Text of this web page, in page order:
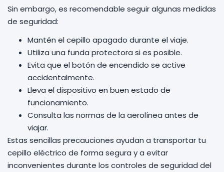
Sin embargo, es recomendable seguir algunas medidas
de seguridad:
Mantén el cepillo apagado durante el viaje.
Utiliza una funda protectora si es posible.
Evita que el botón de encendido se active
accidentalmente.
Lleva el dispositivo en buen estado de
funcionamiento.
Consulta las normas de la aerolínea antes de
viajar.
Estas sencillas precauciones ayudan a transportar tu
cepillo eléctrico de forma segura y a evitar
inconvenientes durante los controles de seguridad del